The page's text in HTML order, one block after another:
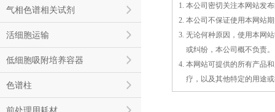
气相色谱相关试剂
活细胞运输
低细胞吸附培养容器
色谱柱
1. 本公司密切关注本网站发
2. 本公司不保证使用本网站
3. 无论何种原因，使用本网
或纠纷，本公司概不负责。
4. 本网站可提供的所有产品
疗，以及其他特定的用途